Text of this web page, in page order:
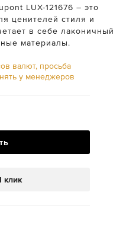
LUX-121676 – это
ценителей стиля и
в себе лаконичный
материалы.
валют, просьба
у менеджеров
клик